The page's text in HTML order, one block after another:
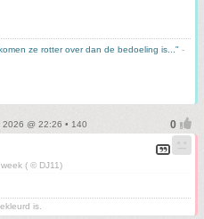
ze rotter over dan de bedoeling is..." -
2026 @ 22:26 • 140
( © DJ11)
is.